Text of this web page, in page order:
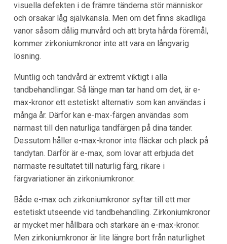
visuella defekten i de främre tänderna stör människor
och orsakar låg självkänsla. Men om det finns skadliga
vanor såsom dålig munvård och att bryta hårda föremål,
kommer zirkoniumkronor inte att vara en långvarig
lösning.
Muntlig och tandvård är extremt viktigt i alla
tandbehandlingar. Så länge man tar hand om det, är e-
max-kronor ett estetiskt alternativ som kan användas i
många år. Därför kan e-max-färgen användas som
närmast till den naturliga tandfärgen på dina tänder.
Dessutom håller e-max-kronor inte fläckar och plack på
tandytan. Därför är e-max, som lovar att erbjuda det
närmaste resultatet till naturlig färg, rikare i
färgvariationer än zirkoniumkronor.
Både e-max och zirkoniumkronor syftar till ett mer
estetiskt utseende vid tandbehandling. Zirkoniumkronor
är mycket mer hållbara och starkare än e-max-kronor.
Men zirkoniumkronor är lite längre bort från naturlighet